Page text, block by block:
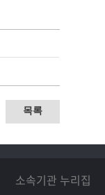
목록
소속기관 누리집